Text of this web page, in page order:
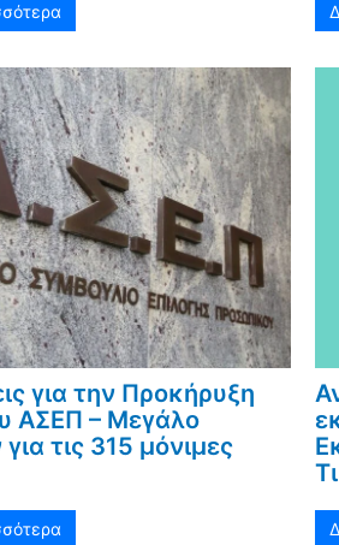
για την Προκήρυξη
ΑΣΕΠ – Μεγάλο
τις 315 μόνιμες